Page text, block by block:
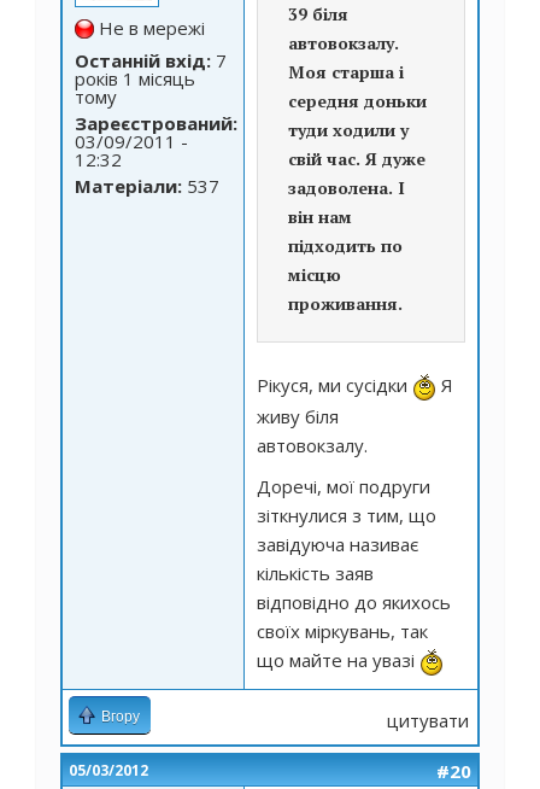
Не в мережі
Останній вхід: 7
років 1 місяць
тому
Зареєстрований:
03/09/2011 -
12:32
Матеріали: 537
39 біля
автовокзалу.
Моя старша і
середня доньки
туди ходили у
свій час. Я дуже
задоволена. І
він нам
підходить по
місцю
проживання.
Рікуся, ми сусідки
Я
живу біля
автовокзалу.
Доречі, мої подруги
зіткнулися з тим, що
завідуюча називає
кількість заяв
відповідно до якихось
своїх міркувань, так
що майте на увазі
Вгору цитувати
05/03/2012 #20